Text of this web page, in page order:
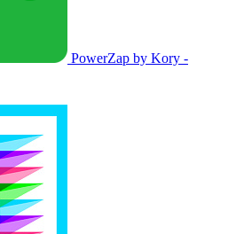
PowerZap by Kory -